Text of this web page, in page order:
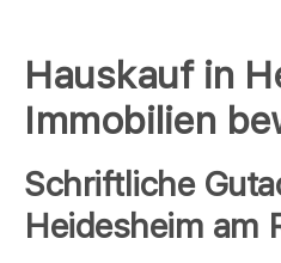
Hauskauf in
Immobilien
Schriftliche
Heidesheim am